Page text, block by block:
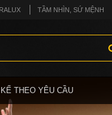
TẦM NHÌN, SỨ MỆNH
THEO YÊU CẦU